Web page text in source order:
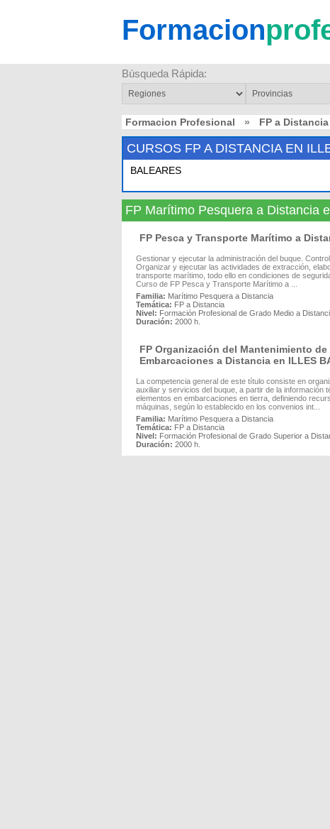
Formacion
Búsqueda Rápida:
Formacion Profesional » FP a Distancia
CURSOS FP A DISTANCIA EN
BALEARES
FP Marítimo Pesquera a Distancia
FP Pesca y Transporte Marítimo a
Gestionar y ejecutar la administración del buque.
Organizar y ejecutar las actividades de extracción,
transporte marítimo, todo ello en condiciones de
Curso de FP Pesca y Transporte Marítimo a ...
Familia: Marítimo Pesquera a Distancia
Temática: FP a Distancia
Nivel: Formación Profesional de Grado Medio a
Duración: 2000 h.
FP Organización del Mantenimiento
Embarcaciones a Distancia en ILLES
La competencia general de este título consiste en
auxiliar y servicios del buque, a partir de la información
elementos en embarcaciones en tierra, definiendo
máquinas, según lo establecido en los convenios int...
Familia: Marítimo Pesquera a Distancia
Temática: FP a Distancia
Nivel: Formación Profesional de Grado Superior a
Duración: 2000 h.